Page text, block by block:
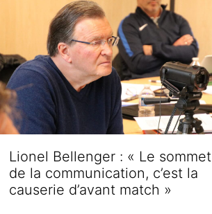
Lionel Bellenger : « Le sommet
de la communication, c’est la
causerie d’avant match »